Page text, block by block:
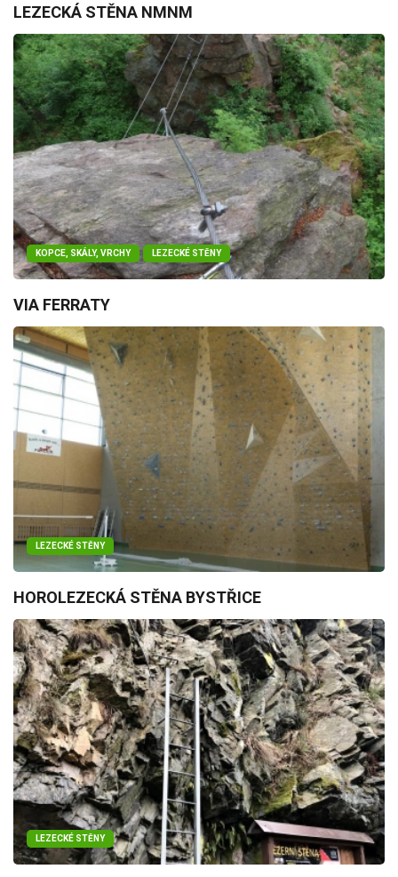
LEZECKÁ STĚNA NMNM
KOPCE, SKÁLY, VRCHY LEZECKÉ STĚNY
VIA FERRATY
LEZECKÉ STĚNY
HOROLEZECKÁ STĚNA BYSTŘICE
LEZECKÉ STĚNY